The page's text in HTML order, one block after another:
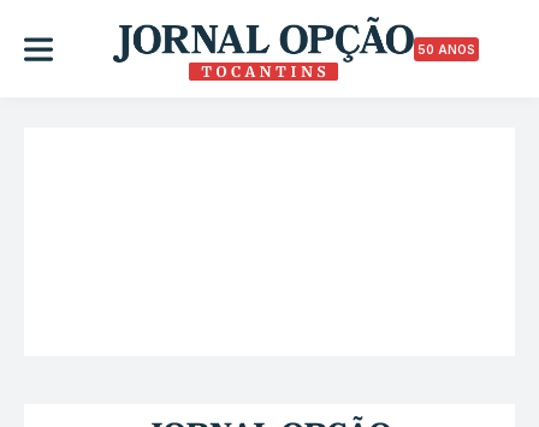
50 ANOS